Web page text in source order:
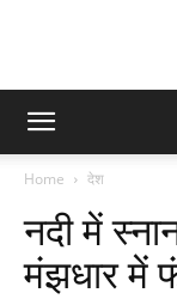
Home देश
नदी में
मंझधार में